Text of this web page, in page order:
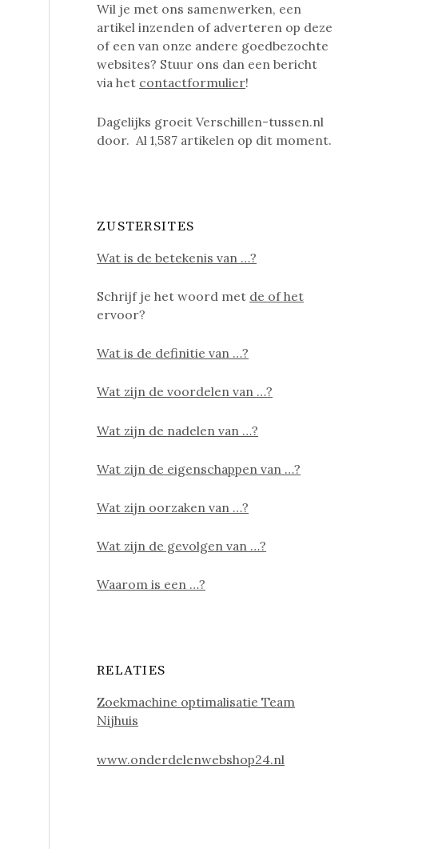
Wil je met ons samenwerken, een
artikel inzenden of adverteren op deze
of een van onze andere goedbezochte
websites? Stuur ons dan een bericht
via het contactformulier!
Dagelijks groeit Verschillen-tussen.nl
door. Al1,587 artikelen op dit moment.
ZUSTERSITES
Wat is de betekenis van …?
Schrijf je het woord met de of het
ervoor?
Wat is de definitie van …?
Wat zijn de voordelen van …?
Wat zijn de nadelen van …?
Wat zijn de eigenschappen van …?
Wat zijn oorzaken van …?
Wat zijn de gevolgen van …?
Waarom is een …?
RELATIES
Zoekmachine optimalisatie Team
Nijhuis
www.onderdelenwebshop24.nl